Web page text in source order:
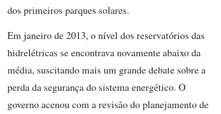
dos primeiros parques solares.
Em janeiro de 2013, o nível dos reservatórios das
hidrelétricas se encontrava novamente abaixo da
média, suscitando mais um grande debate sobre a
perda da segurança do sistema energético. O
governo acenou com a revisão do planejamento de